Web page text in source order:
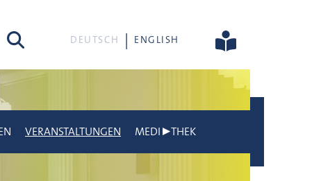
DEUTSCH ENGLISH
VERANSTALTUNGEN MEDI▶THEK